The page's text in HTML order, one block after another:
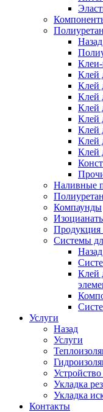
Назад
Клеи-
Клей
Клей
Клей
Клей
Клей
Клей
Клей
Клей
Наливные
Компаунды
Продукция
Системы
Назад
Клей
Услуги
Назад
Услуги
Укладка
Укладка
Контакты